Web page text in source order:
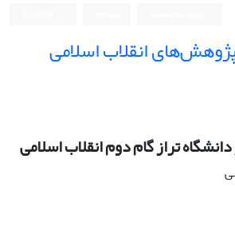
انقلاب اسلامی
تراز گام دوم انقلاب اسلامی